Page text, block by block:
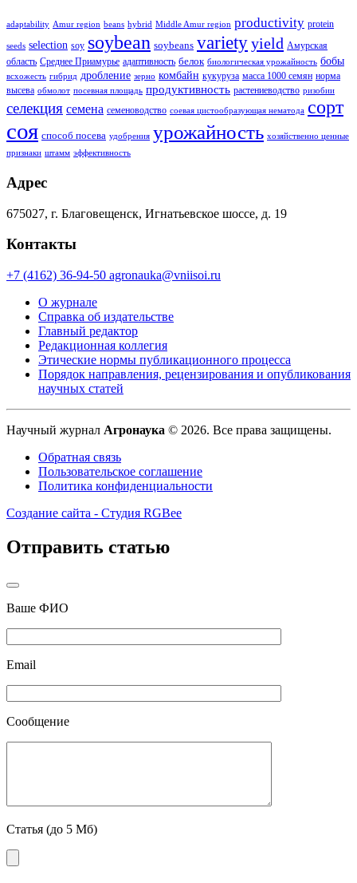
adaptability Amur region beans hybrid Middle Amur region productivity protein
seeds selection soy soybean soybeans varietyyield Амурская
область Среднее Приамурье адаптивность белок биологическая урожайность бобы
всхожесть гибрид дробление зерно комбайн кукуруза масса 1000 семян норма
высева обмолот посевная площадь продуктивность растениеводство ризобии
селекция семена семеноводство соевая цистообразующая нематода сорт
соя способ посева удобрения урожайность хозяйственно ценные
признаки штамм эффективность
Адрес
675027, г. Благовещенск, Игнатьевское шоссе, д. 19
Контакты
+7 (4162) 36-94-50 agronauka@vniisoi.ru
О журнале
Справка об издательстве
Главный редактор
Редакционная коллегия
Этические нормы публикационного процесса
Порядок направления, рецензирования и опубликования
научных статей
Научный журнал Агронаука © 2026. Все права защищены.
Обратная связь
Пользовательское соглашение
Политика конфиденциальности
Создание сайта - Студия RGBee
Отправить статью
Ваше ФИО
Email
Сообщение
Статья (до 5 Мб)